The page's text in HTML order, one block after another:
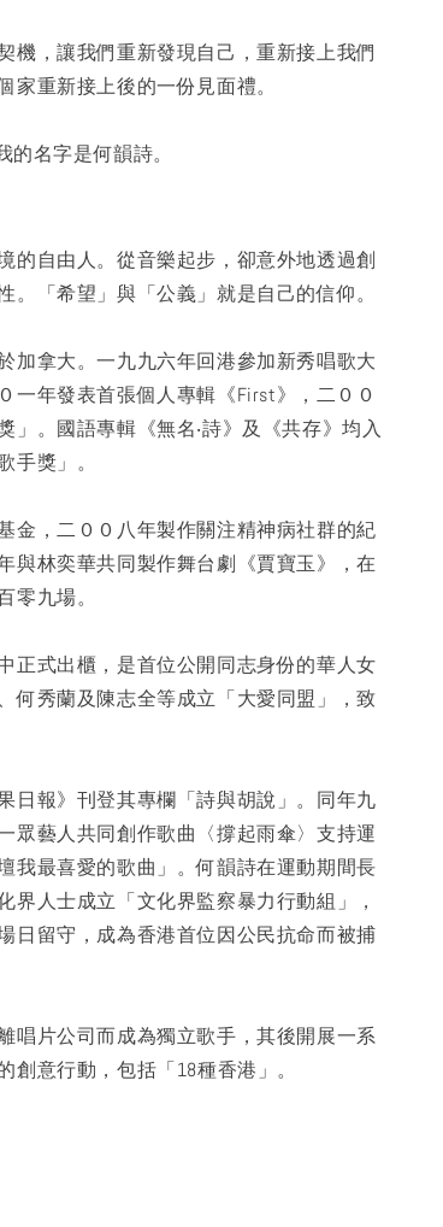
機，讓我們重新發現自己，重新接上我們
家重新接上後的一份見面禮。
的名字是何韻詩。
的自由人。從音樂起步，卻意外地透過創
。「希望」與「公義」就是自己的信仰。
加拿大。一九九六年回港參加新秀唱歌大
一年發表首張個人專輯《First》，二００
」。國語專輯《無名‧詩》及《共存》均入
手獎」。
金，二００八年製作關注精神病社群的紀
與林奕華共同製作舞台劇《賈寶玉》，在
零九場。
正式出櫃，是首位公開同志身份的華人女
何秀蘭及陳志全等成立「大愛同盟」，致
日報》刊登其專欄「詩與胡說」。同年九
眾藝人共同創作歌曲〈撐起雨傘〉支持運
我最喜愛的歌曲」。何韻詩在運動期間長
界人士成立「文化界監察暴力行動組」，
日留守，成為香港首位因公民抗命而被捕
唱片公司而成為獨立歌手，其後開展一系
意行動，包括「18種香港」。